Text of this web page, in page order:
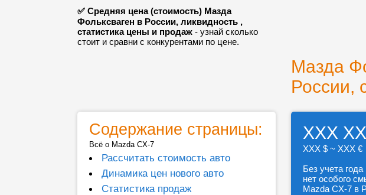
✅ Средняя цена (стоимость) Мазда
Фольксваген в России, ликвидность ,
статистика цены и продаж - узнай сколько
стоит и сравни с конкурентами по цене.
Мазда
России,
Содержание страницы:
Всё о Mazda CX-7
Рассчитать стоимость авто
Динамика цен нового авто
Статистика продаж
ХХХ
ХХХ $ ~ ХХХ €
Без учета
нет особого
Mazda CX-7 в